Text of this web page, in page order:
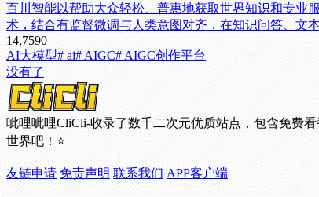
百川智能以帮助大众轻松、普惠地获取世界知识和专业
术，结合有监督微调与人类意图对齐，在知识问答、文
14,7590
AI大模型# ai# AIGC# AIGC创作平台
没有了
呲哩呲哩CliCli-收录了数千二次元优质站点，包含免费
世界吧！⭐
友链申请 免责声明 联系我们 APP客户端